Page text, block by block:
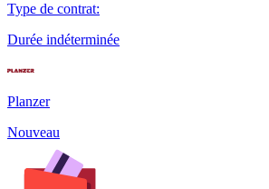
Type de contrat:
Durée indéterminée
Planzer
Nouveau